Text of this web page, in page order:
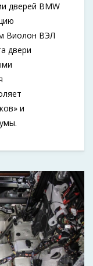
дверей BMW
Виолон ВЭЛ
двери
и